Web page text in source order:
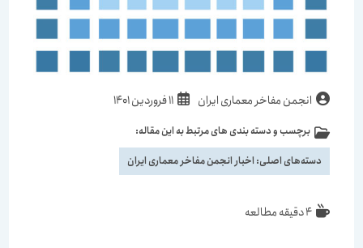
انجمن مفاخر معماری ایران 11 فروردین 1401
برچسب و دسته بندی های مرتبط به این مقاله:
دسته‌های اصلی:اخبار انجمن مفاخر معماری ایران
4 دقیقه مطالعه